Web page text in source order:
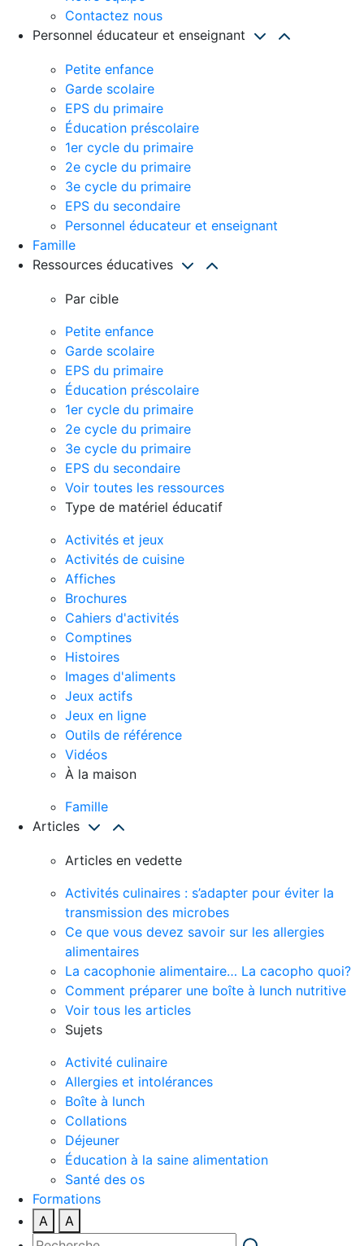
Contactez nous
Personnel éducateur et enseignant
Petite enfance
Garde scolaire
EPS du primaire
Éducation préscolaire
1er cycle du primaire
2e cycle du primaire
3e cycle du primaire
EPS du secondaire
Personnel éducateur et enseignant
Famille
Ressources éducatives
Par cible
Petite enfance
Garde scolaire
EPS du primaire
Éducation préscolaire
1er cycle du primaire
2e cycle du primaire
3e cycle du primaire
EPS du secondaire
Voir toutes les ressources
Type de matériel éducatif
Activités et jeux
Activités de cuisine
Affiches
Brochures
Cahiers d'activités
Comptines
Histoires
Images d'aliments
Jeux actifs
Jeux en ligne
Outils de référence
Vidéos
À la maison
Famille
Articles
Articles en vedette
Activités culinaires : s’adapter pour éviter la
transmission des microbes
Ce que vous devez savoir sur les allergies
alimentaires
La cacophonie alimentaire… La cacopho quoi?
Comment préparer une boîte à lunch nutritive
Voir tous les articles
Sujets
Activité culinaire
Allergies et intolérances
Boîte à lunch
Collations
Déjeuner
Éducation à la saine alimentation
Santé des os
Formations
A
A